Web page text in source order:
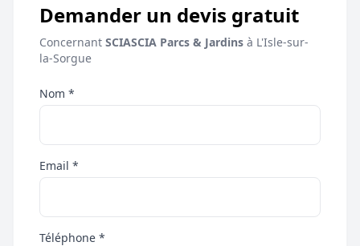
Demander un devis gratuit
Concernant SCIASCIA Parcs & Jardins à L'Isle-sur-
la-Sorgue
Nom *
Email *
Téléphone *